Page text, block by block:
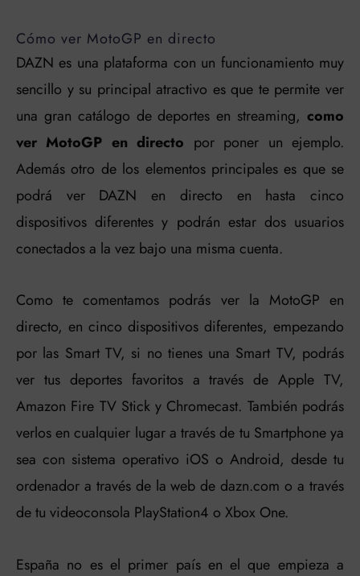
Cómo ver MotoGP en directo
DAZN es una plataforma con un funcionamiento muy
sencillo y su principal atractivo es que te permite ver
una gran catálogo de deportes en streaming, como
ver MotoGP en directo por poner un ejemplo.
Además otro de los elementos principales es que se
podrá ver DAZN en directo en hasta cinco
dispositivos diferentes y podrán estar dos usuarios
conectados a la vez bajo una misma cuenta.
Como te comentamos podrás ver la MotoGP en
directo, en cinco dispositivos diferentes, empezando
por las Smart TV, si no tienes una Smart TV, podrás
ver tus deportes favoritos a través de Apple TV,
Amazon Fire TV Stick y Chromecast. También podrás
verlos en cualquier lugar a través de tu Smartphone ya
sea con sistema operativo iOS o Android, desde tu
ordenador a través de la web de dazn.com o a través
de tu videoconsola PlayStation4 o Xbox One.
España no es el primer país en el que empieza a